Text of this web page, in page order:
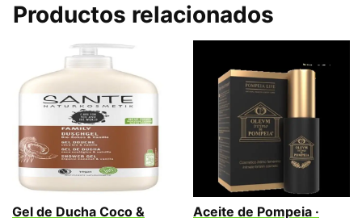
Productos relacionados
Gel de Ducha Coco & Aceite de Pompeia ·